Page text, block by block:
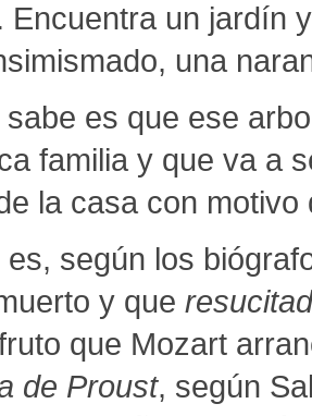
Encuentra un jardín
una
sabe es que ese
familia y que va a
la casa con motivo
es, según los
y que
que Mozart
de Proust, según